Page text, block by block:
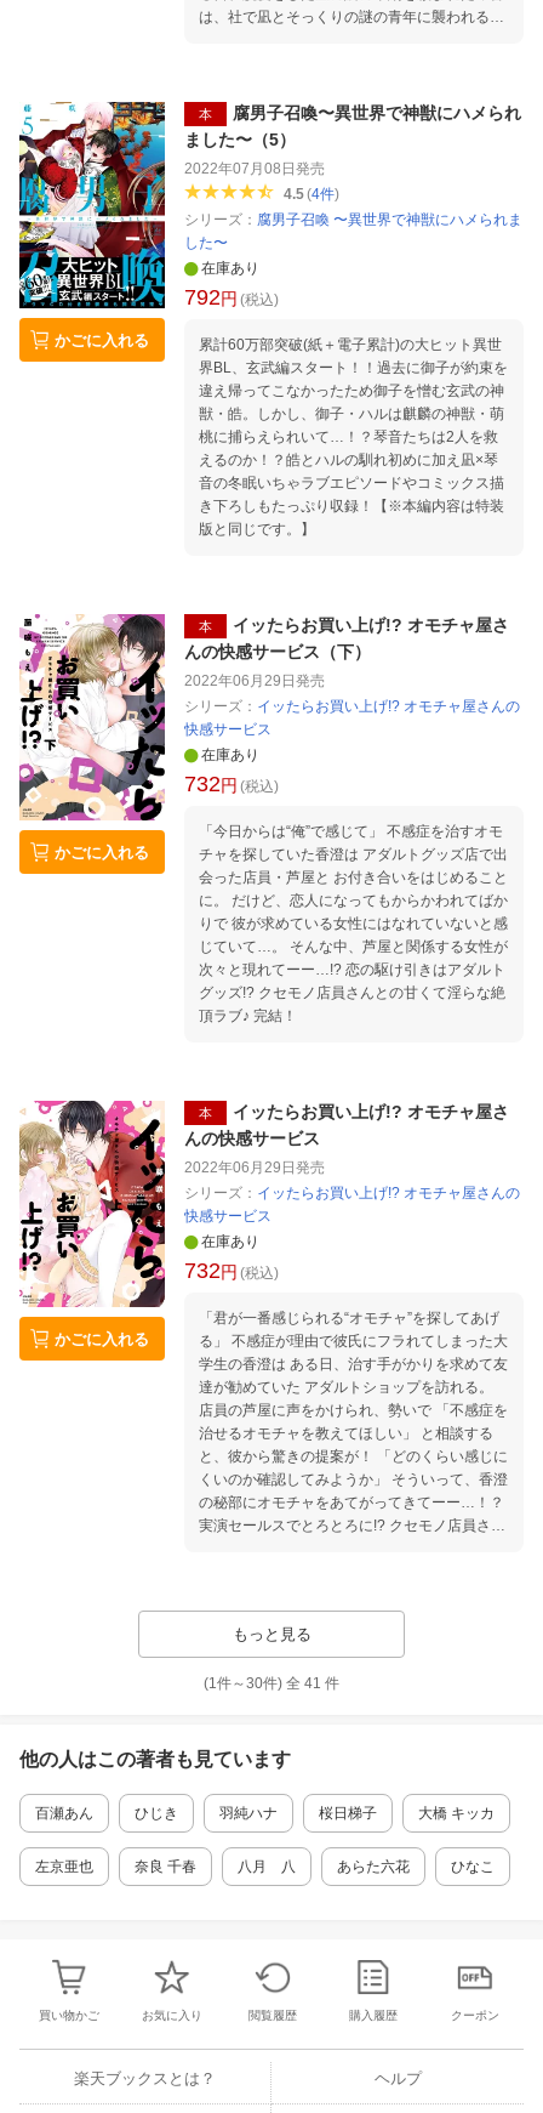
は、社で凪とそっくりの謎の青年に襲われる。
かごに入れる
本
腐男子召喚〜異世界で神獣にハメられ
ました〜（5）
2022年07月08日 発売
4.5(4件)
シリーズ： 腐男子召喚 〜異世界で神獣にハメられま
した〜
在庫あり
792円 (税込)
累計60万部突破(紙＋電子累計)の大ヒット異世
界BL、玄武編スタート！！過去に御子が約束を
違え帰ってこなかったため御子を憎む玄武の神
獣・皓。しかし、御子・ハルは麒麟の神獣・萌
桃に捕らえられいて…！？琴音たちは2人を救
えるのか！？皓とハルの馴れ初めに加え凪×琴
音の冬眠いちゃラブエピソードやコミックス描
き下ろしもたっぷり収録！【※本編内容は特装
版と同じです。】
かごに入れる
本
イッたらお買い上げ!? オモチャ屋さ
んの快感サービス（下）
2022年06月29日 発売
シリーズ： イッたらお買い上げ!? オモチャ屋さんの
快感サービス
在庫あり
732円 (税込)
「今日からは“俺”で感じて」 不感症を治すオモ
チャを探していた香澄は アダルトグッズ店で出
会った店員・芦屋と お付き合いをはじめること
に。 だけど、恋人になってもからかわれてばか
りで 彼が求めている女性にはなれていないと感
じていて…。 そんな中、芦屋と関係する女性が
次々と現れてーー…!? 恋の駆け引きはアダルト
グッズ!? クセモノ店員さんとの甘くて淫らな絶
頂ラブ♪ 完結！
かごに入れる
本
イッたらお買い上げ!? オモチャ屋さ
んの快感サービス
2022年06月29日 発売
シリーズ： イッたらお買い上げ!? オモチャ屋さんの
快感サービス
在庫あり
732円 (税込)
「君が一番感じられる“オモチャ”を探してあげ
る」 不感症が理由で彼氏にフラれてしまった大
学生の香澄は ある日、治す手がかりを求めて友
達が勧めていた アダルトショップを訪れる。
店員の芦屋に声をかけられ、勢いで 「不感症を
治せるオモチャを教えてほしい」 と相談する
と、彼から驚きの提案が！ 「どのくらい感じに
くいのか確認してみようか」 そういって、香澄
の秘部にオモチャをあてがってきてーー…！？
実演セールスでとろとろに!? クセモノ店員さん
もっと見る
(1件～30件) 全 41 件
他の人はこの著者も見ています
百瀬あん ひじき 羽純ハナ 桜日梯子 大橋 キッカ
左京亜也 奈良 千春 八月 八 あらた六花 ひなこ
買い物かご お気に入り 閲覧履歴 購入履歴 クーポン
楽天ブックスとは？ ヘルプ